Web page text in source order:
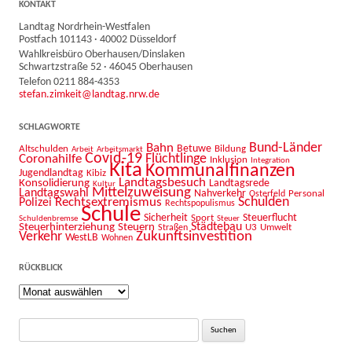
KONTAKT
Landtag Nordrhein-Westfalen
Postfach 101143 · 40002 Düsseldorf
Wahlkreisbüro Oberhausen/Dinslaken
Schwartzstraße 52 · 46045 Oberhausen
Telefon 0211 884-4353
stefan.zimkeit@landtag.nrw.de
SCHLAGWORTE
Altschulden Arbeit Arbeitsmarkt Bahn Betuwe Bildung Bund-Länder
Coronahilfe Covid-19 Flüchtlinge Inklusion Integration
Jugendlandtag Kibiz Kita Kommunalfinanzen
Konsolidierung Kultur Landtagsbesuch Landtagsrede
Landtagswahl Mittelzuweisung Nahverkehr Osterfeld Personal
Polizei Rechtsextremismus Rechtspopulismus Schulden
Schuldenbremse Schule Sicherheit Sport Steuer Steuerflucht
Steuerhinterziehung Steuern Straßen Städtebau U3 Umwelt
Verkehr WestLB Wohnen Zukunftsinvestition
RÜCKBLICK
Rückblick
Suche